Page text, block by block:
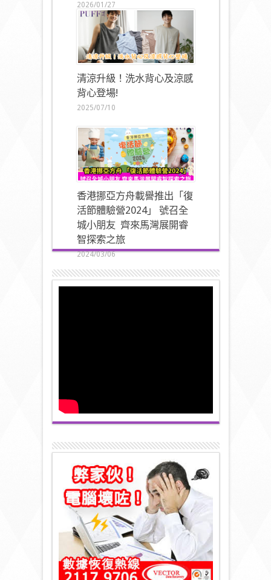
2026/01/27
清涼升級！洗水背心及涼感
背心登場!
2025/07/10
香港挪亞方舟載譽推出「復
活節體驗營2024」 號召全
城小朋友 齊來馬灣展開睿
智探索之旅
2024/03/06